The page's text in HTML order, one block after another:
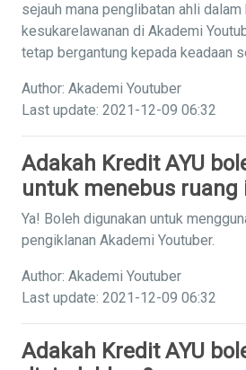
sejauh mana penglibatan ahli
kesukarelawanan di Akademi
tetap bergantung kepada keadaan
Author: Akademi Youtuber
Last update: 2021-12-09 06:32
Adakah Kredit AYU
untuk menebus ruang
Ya! Boleh digunakan untuk
pengiklanan Akademi Youtuber.
Author: Akademi Youtuber
Last update: 2021-12-09 06:32
Adakah Kredit AYU